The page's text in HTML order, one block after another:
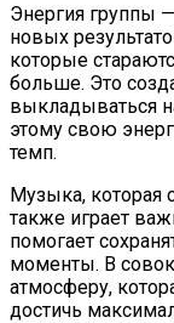
Энергия группы
новых
которые
больше. Это
выкладываться
этому свою
темп.
Музыка, которая
также играет
помогает
моменты. В
атмосферу,
достичь